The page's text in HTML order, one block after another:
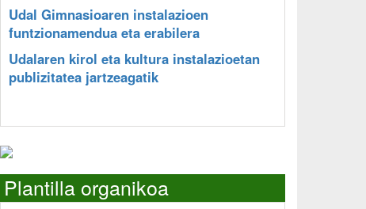
Udal Gimnasioaren instalazioen
funtzionamendua eta erabilera
Udalaren kirol eta kultura instalazioetan
publizitatea jartzeagatik
Plantilla organikoa